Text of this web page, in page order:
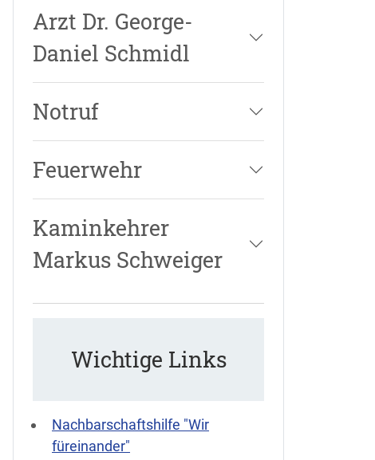
Arzt Dr. George-
Daniel Schmidl
Notruf
Feuerwehr
Kaminkehrer
Markus Schweiger
Wichtige Links
Nachbarschaftshilfe "Wir
füreinander"